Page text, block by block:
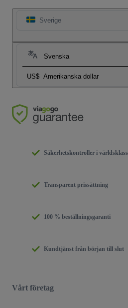
Sverige
Svenska
US$ Amerikanska dollar
Säkerhetskontroller i världsklass
Transparent prissättning
100 % beställningsgaranti
Kundtjänst från början till slut
Vårt företag